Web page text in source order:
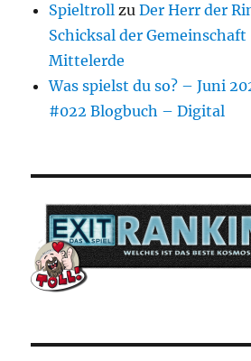
Spieltroll zuDer Herr der
Schicksal der
Mittelerde
Was spielst du so? – Juni
#022 Blogbuch – Digital